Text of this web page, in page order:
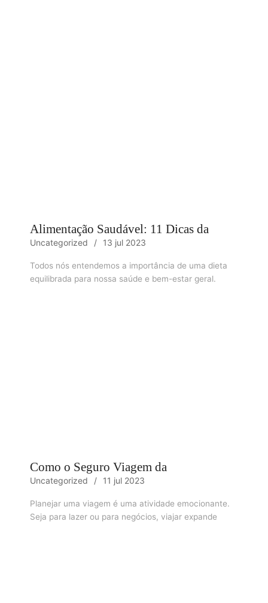
Alimentação Saudável: 11 Dicas da
Uncategorized 13 jul 2023
Todos nós entendemos a importância de uma dieta
equilibrada para nossa saúde e bem-estar geral.
Como o Seguro Viagem da
Uncategorized 11 jul 2023
Planejar uma viagem é uma atividade emocionante.
Seja para lazer ou para negócios, viajar expande